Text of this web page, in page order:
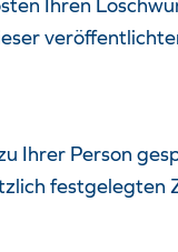
Ihren
Ihrer Person
festgelegten